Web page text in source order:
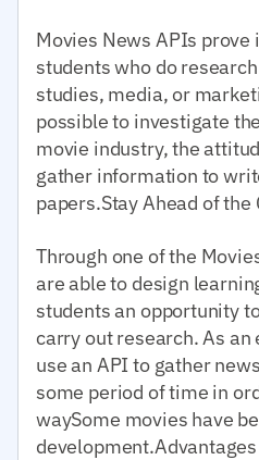
Movies News APIs prove
students who do
studies, media, or
possible to investigate
movie industry, the
gather information to
papers.Stay Ahead of the
Through one of the
are able to design
students an opportunity
carry out research. As
use an API to gather
some period of time in
waySome movies have
development.Advantages